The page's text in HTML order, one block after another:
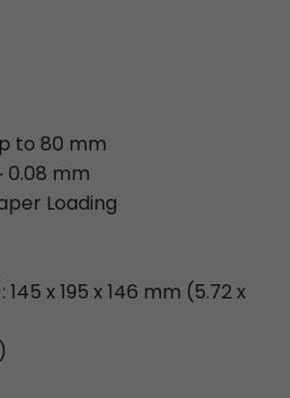
to 80 mm
0.08 mm
Loading
x 195 x 146 mm (5.72 x